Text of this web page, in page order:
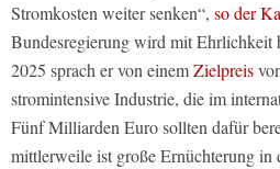
Stromkosten weiter senken“, so der
Bundesregierung wird mit Ehrlichkeit
2025 sprach er von einemZielpreis
stromintensive Industrie, die im
Fünf Milliarden Euro sollten dafür
mittlerweile ist große Ernüchterung in